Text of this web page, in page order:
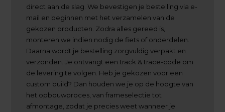
direct aan de slag. We bevestigen je bestelling via e-
mail en beginnen met het verzamelen van de
gekozen producten. Zodra alles gereed is,
monteren we indien nodig de fiets of onderdelen.
Daarna wordt je bestelling zorgvuldig verpakt en
verzonden. Je ontvangt een track & trace-code om
de levering te volgen. Heb je gekozen voor een
custom build? Dan houden we je op de hoogte van
het opbouwproces, van frameselectie tot
afmontage, zodat je precies weet wanneer je